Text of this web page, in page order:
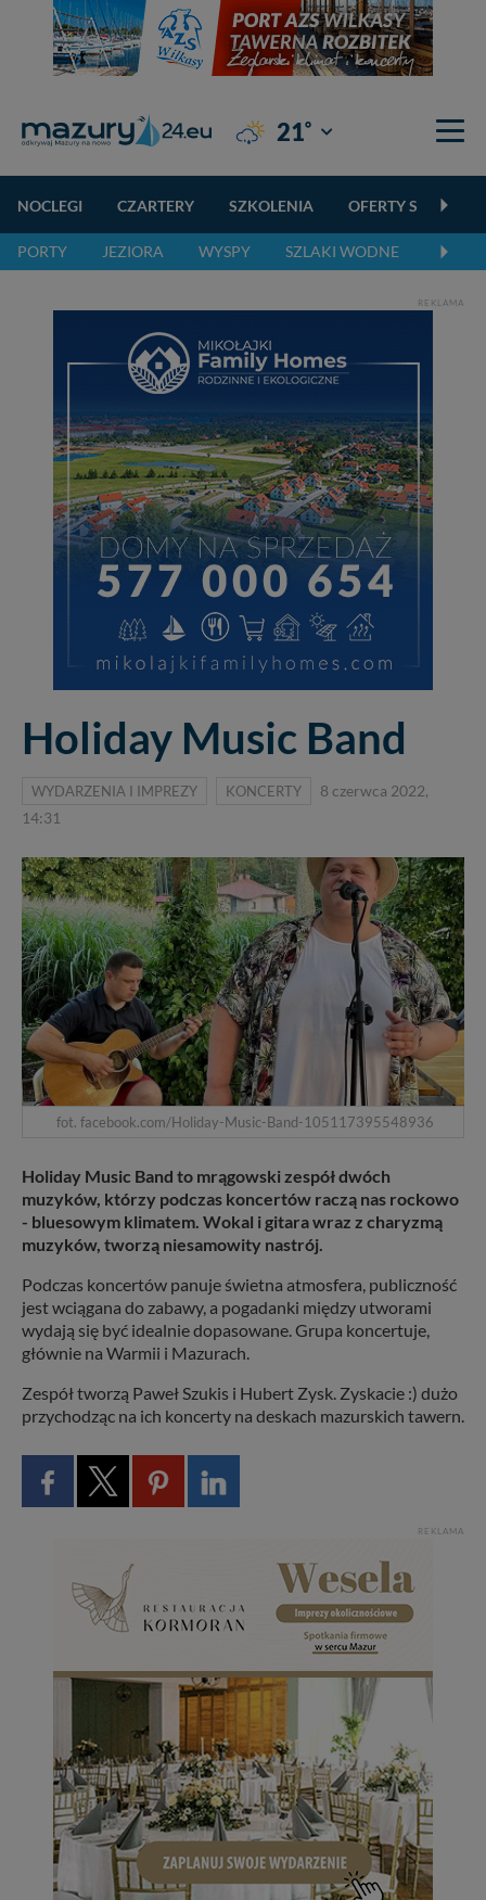
21° Giżycko
NOCLEGI CZARTERY SZKOLENIA OFERTY
PORTY JEZIORA WYSPY SZLAKI WODNE
REKLAMA
Holiday Music Band
WYDARZENIA I IMPREZY KONCERTY
8 czerwca 2022,
14:31
fot. facebook.com/Holiday-Music-Band-105117395548936
Holiday Music Band to mrągowski zespół dwóch
muzyków, którzy podczas koncertów raczą nas rockowo
- bluesowym klimatem. Wokal i gitara wraz z charyzmą
muzyków, tworzą niesamowity nastrój.
Podczas koncertów panuje świetna atmosfera, publiczność
jest wciągana do zabawy, a pogadanki między utworami
wydają się być idealnie dopasowane. Grupa koncertuje,
głównie na Warmii i Mazurach.
Zespół tworzą Paweł Szukis i Hubert Zysk. Zyskacie :) dużo
przychodząc na ich koncerty na deskach mazurskich tawern.
REKLAMA